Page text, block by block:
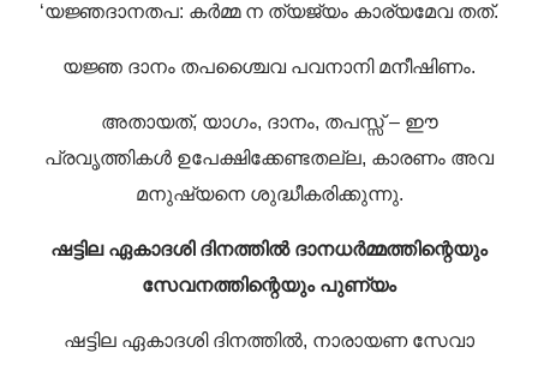
‘യജ്ഞദാനതപ: കർമ്മ ന ത്യജ്യം കാര്യമേവ തത്.
യജ്ഞ ദാനം തപശ്ചൈവ പവനാനി മനീഷിണം.
അതായത്, യാഗം, ദാനം, തപസ്സ് – ഈ
പ്രവൃത്തികൾ ഉപേക്ഷിക്കേണ്ടതല്ല, കാരണം അവ
മനുഷ്യനെ ശുദ്ധീകരിക്കുന്നു.
ഷട്ടില ഏകാദശി ദിനത്തിൽ ദാനധർമ്മത്തിന്റെയും
സേവനത്തിന്റെയും പുണ്യം
ഷട്ടില ഏകാദശി ദിനത്തിൽ, നാരായണ സേവാ